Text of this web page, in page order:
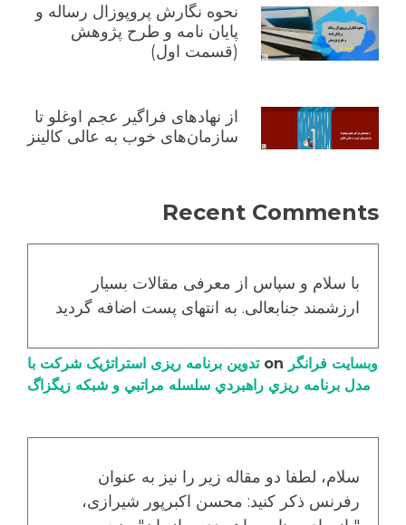
نحوه نگارش پروپوزال رساله و
پایان نامه و طرح پژوهش
(قسمت اول)
از نهادهای فراگیر عجم اوغلو تا
سازمان‌های خوب به عالی کالینز
Recent Comments
با سلام و سپاس از معرفی مقالات بسیار
ارزشمند جنابعالی. به انتهای پست اضافه گردید
وبسایت فرانگر
تدوین برنامه ریزی استراتژیک شرکت با
مدل برنامه ریزي راهبردي سلسله مراتبي و شبکه زیگزاگ
سلام، لطفا دو مقاله زیر را نیز به عنوان
رفرنس ذکر کنید: محسن اکبرپور شیرازی،